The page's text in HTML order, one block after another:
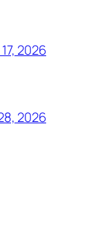
2026
2026